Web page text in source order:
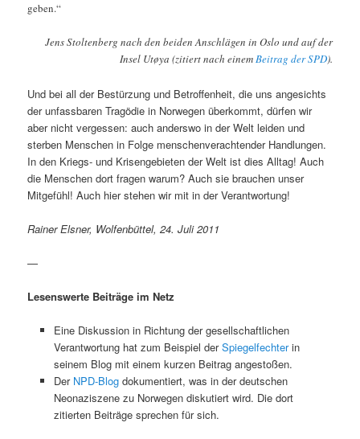
geben.“
Jens Stoltenberg nach den beiden Anschlägen in Oslo und auf der
Insel Utøya (zitiert nach einemBeitrag der SPD).
Und bei all der Bestürzung und Betroffenheit, die uns angesichts
der unfassbaren Tragödie in Norwegen überkommt, dürfen wir
aber nicht vergessen: auch anderswo in der Welt leiden und
sterben Menschen in Folge menschenverachtender Handlungen.
In den Kriegs- und Krisengebieten der Welt ist dies Alltag! Auch
die Menschen dort fragen warum? Auch sie brauchen unser
Mitgefühl! Auch hier stehen wir mit in der Verantwortung!
Rainer Elsner, Wolfenbüttel, 24. Juli 2011
—
Lesenswerte Beiträge im Netz
Eine Diskussion in Richtung der gesellschaftlichen
Verantwortung hat zum Beispiel derSpiegelfechterin
seinem Blog mit einem kurzen Beitrag angestoßen.
Der NPD-Blogdokumentiert, was in der deutschen
Neonaziszene zu Norwegen diskutiert wird. Die dort
zitierten Beiträge sprechen für sich.